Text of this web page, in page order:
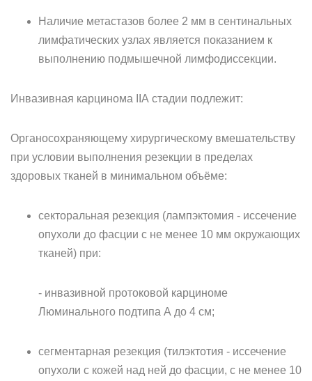
Наличие метастазов более 2 мм в сентинальных
лимфатических узлах является показанием к
выполнению подмышечной лимфодиссекции.
Инвазивная карцинома IIА cтадии подлежит:
Органосохраняющему хирургическому вмешательству
при условии выполнения резекции в пределах
здоровых тканей в минимальном объёме:
секторальная резекция (лампэктомия - иссечение
опухоли до фасции с не менее 10 мм окружающих
тканей) при:
- инвазивной протоковой карциноме
Люминального подтипа А до 4 см;
сегментарная резекция (тилэктотия - иссечение
опухоли с кожей над ней до фасции, с не менее 10